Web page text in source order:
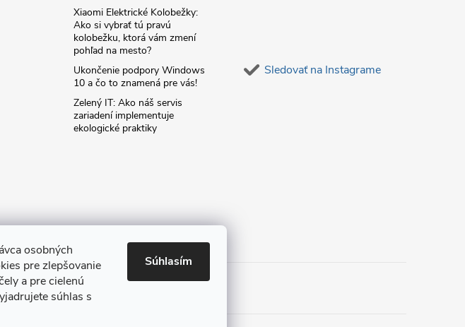
osobných
pre zlepšovanie
a pre cielenú
súhlas s
Súhlasím
Xiaomi Elektrické Kolobežky:
Ako si vybrať tú pravú
kolobežku, ktorá vám zmení
pohľad na mesto?
Ukončenie podpory Windows
10 a čo to znamená pre vás!
Zelený IT: Ako náš servis
zariadení implementuje
ekologické praktiky
Sledovať na Instagrame